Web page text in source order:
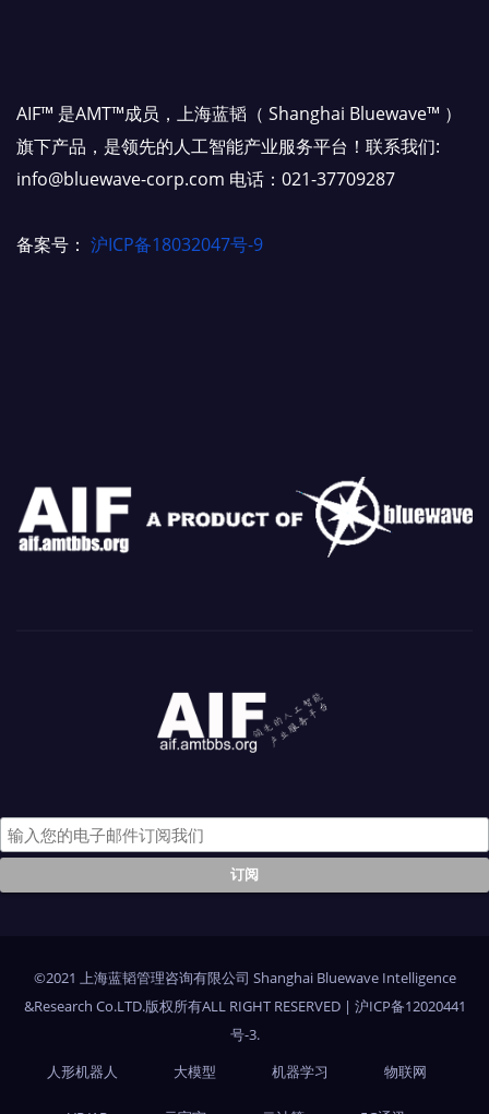
AIF™ 是AMT™成员，上海蓝韬（ Shanghai Bluewave™ ）
旗下产品，是领先的人工智能产业服务平台！联系我们:
info@bluewave-corp.com 电话：021-37709287
备案号： 沪ICP备18032047号-9
©2021 上海蓝韬管理咨询有限公司 Shanghai Bluewave Intelligence
&Research Co.LTD.版权所有ALL RIGHT RESERVED | 沪ICP备12020441
号-3.
人形机器人
大模型 机器学习 物联网